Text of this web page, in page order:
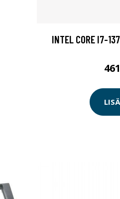
INTEL CORE I7-